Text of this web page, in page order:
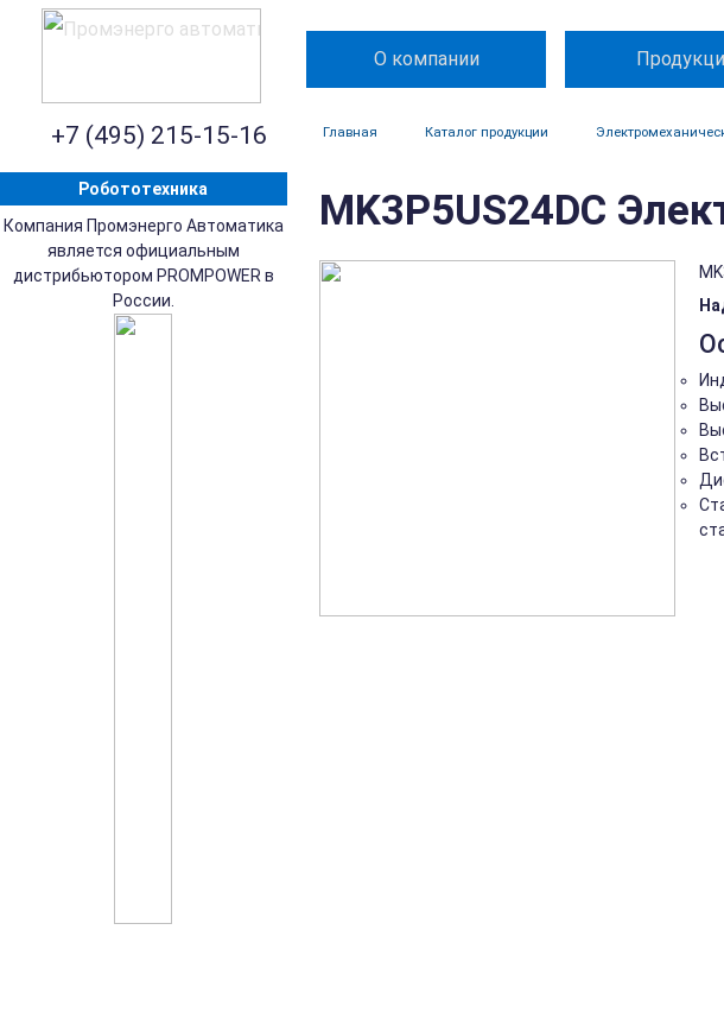
О компании
+7 (495) 215-15-16 Главная Каталог продукции
Робототехника
Компания Промэнерго Автоматика
является официальным
дистрибьютором PROMPOWER в
России.
MK3P5US24DC